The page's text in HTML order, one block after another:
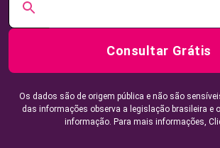
Consultar Grátis
Os dados são de origem pública e não são
das informações observa a legislação brasileira e
informação. Para mais informações,